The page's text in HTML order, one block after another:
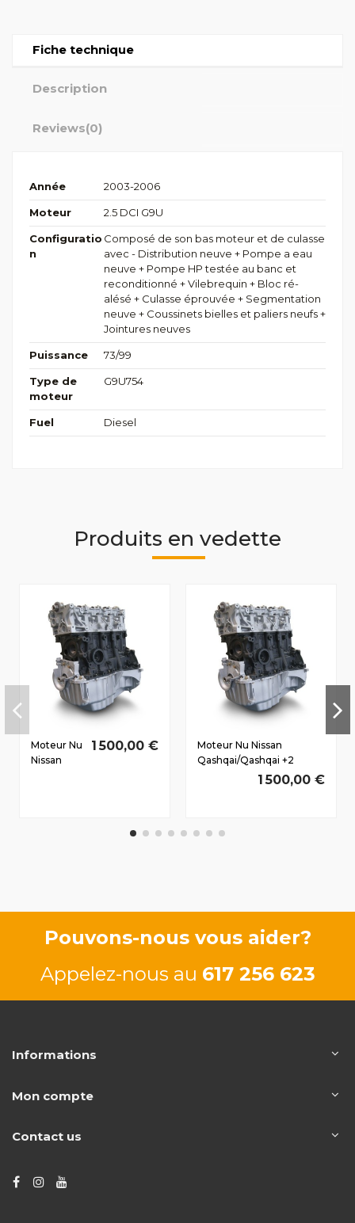
Fiche technique
Description
Reviews(0)
Année 2003-2006
Moteur 2.5 DCI G9U
Configuratio
n
Composé de son bas moteur et de culasse
avec - Distribution neuve + Pompe a eau
neuve + Pompe HP testée au banc et
reconditionné + Vilebrequin + Bloc ré-
alésé + Culasse éprouvée + Segmentation
neuve + Coussinets bielles et paliers neufs +
Jointures neuves
Puissance 73/99
Type de
moteur
G9U754
Fuel Diesel
Produits en vedette
Moteur Nu
Nissan
1 500,00 €
Moteur Nu Nissan
Qashqai/Qashqai +2
2007-2010 1.5 D dCi1 500,00 €
Pouvons-nous vous aider?
Appelez-nous au 617 256 623
Informations
Mon compte
Contact us